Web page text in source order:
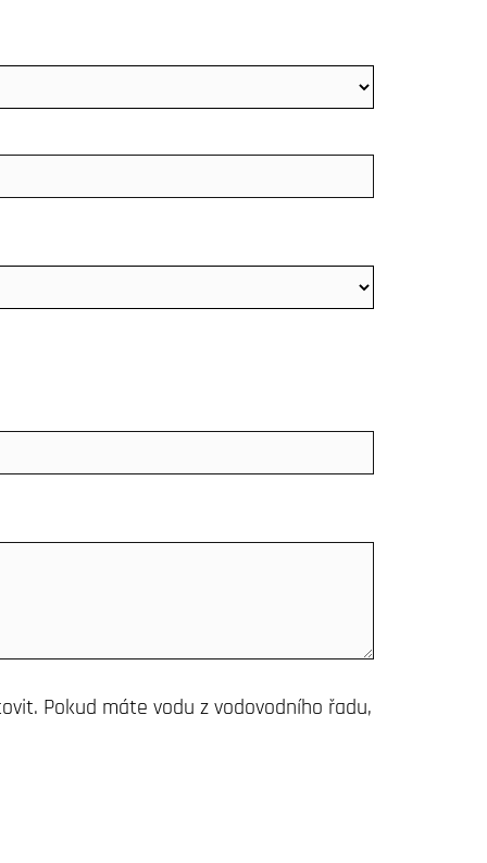
Pokud máte vodu z vodovodního řadu,